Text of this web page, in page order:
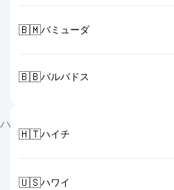
🇧🇲バミューダ
🇧🇧バルバドス
ハ
🇭🇹ハイチ
🇺🇸ハワイ